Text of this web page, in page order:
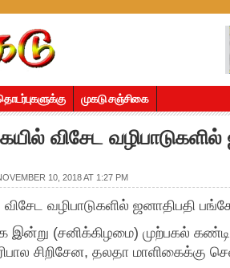
முகடு சஞ்சிகை
விசேட வழிபாடுகளில்
10, 2018 AT 1:27 PM
வழிபாடுகளில் ஜனாதிபதி
இன்று (சனிக்கிழமை) முற்பகல்
சிறிசேன, தலதா மாளிகைக்கு